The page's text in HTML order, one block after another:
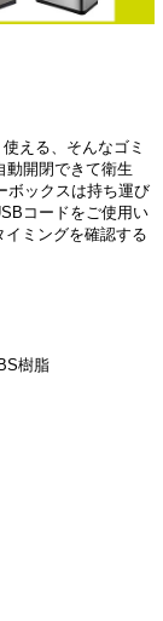
える、そんなゴミ
動開閉できて衛生
ボックスは持ち運び
コードをご使用い
ミングを確認する
樹脂